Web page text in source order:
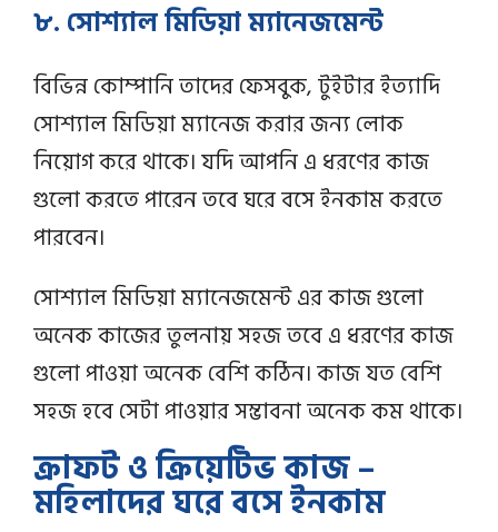
৮. সোশ্যাল মিডিয়া ম্যানেজমেন্ট
বিভিন্ন কোম্পানি তাদের ফেসবুক, টুইটার ইত্যাদি
সোশ্যাল মিডিয়া ম্যানেজ করার জন্য লোক
নিয়োগ করে থাকে। যদি আপনি এ ধরণের কাজ
গুলো করতে পারেন তবে ঘরে বসে ইনকাম করতে
পারবেন।
সোশ্যাল মিডিয়া ম্যানেজমেন্ট এর কাজ গুলো
অনেক কাজের তুলনায় সহজ তবে এ ধরণের কাজ
গুলো পাওয়া অনেক বেশি কঠিন। কাজ যত বেশি
সহজ হবে সেটা পাওয়ার সম্ভাবনা অনেক কম থাকে।
ক্রাফট ও ক্রিয়েটিভ কাজ –
মহিলাদের ঘরে বসে ইনকাম